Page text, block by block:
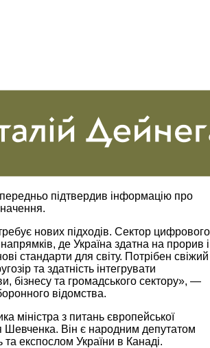
підтвердив інформацію про
нових підходів. Сектор цифрового
де Україна здатна на прорив і
стандарти для світу. Потрібен свіжий
та здатність інтегрувати
бізнесу та громадського сектору», —
відомства.
міністра з питань європейської
Шевченка. Він є народним депутатом
та експослом України в Канаді.